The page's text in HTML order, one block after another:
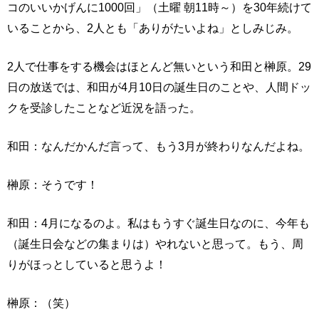
コのいいかげんに1000回」（土曜 朝11時～）を30年続けて
いることから、2人とも「ありがたいよね」としみじみ。
2人で仕事をする機会はほとんど無いという和田と榊原。29
日の放送では、和田が4月10日の誕生日のことや、人間ドッ
クを受診したことなど近況を語った。
和田：なんだかんだ言って、もう3月が終わりなんだよね。
榊原：そうです！
和田：4月になるのよ。私はもうすぐ誕生日なのに、今年も
（誕生日会などの集まりは）やれないと思って。もう、周
りがほっとしていると思うよ！
榊原：（笑）